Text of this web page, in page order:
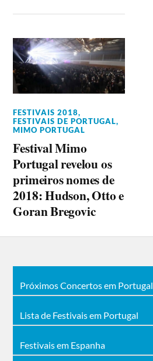
FESTIVAIS 2018,
FESTIVAIS DE PORTUGAL,
MIMO PORTUGAL
Festival Mimo
Portugal revelou os
primeiros nomes de
2018: Hudson, Otto e
Goran Bregovic
Próximos Concertos em Portugal
Lista de Festivais em Portugal
Festivais em Espanha